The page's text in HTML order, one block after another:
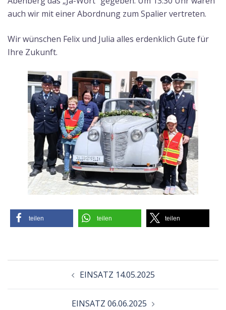
auch wir mit einer Abordnung zum Spalier vertreten.
Wir wünschen Felix und Julia alles erdenklich Gute für
Ihre Zukunft.
teilen teilen teilen
EINSATZ 14.05.2025
EINSATZ 06.06.2025